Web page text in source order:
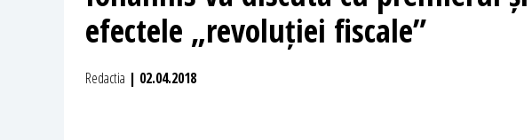
efectele „revoluției fiscale”
Redactia | 02.04.2018